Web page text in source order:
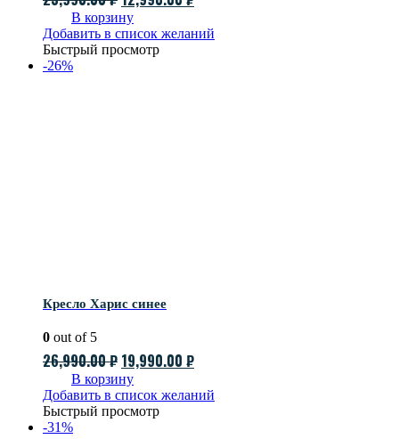
цена
составляла
23,990.00 ₽.
12,990.00 ₽.
В корзину
Добавить в список желаний
Быстрый просмотр
-26%
Кресло Харис синее
0 out of 5
26,990.00₽ Первоначальная
цена
составляла
26,990.00 ₽.
19,990.00 ₽Текущая
19,990.00 ₽.
В корзину
Добавить в список желаний
Быстрый просмотр
-31%